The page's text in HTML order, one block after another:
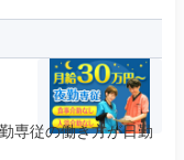
専従の働き方が日勤